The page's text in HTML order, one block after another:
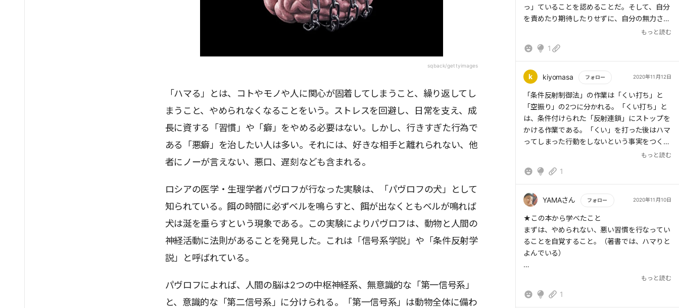
sqback/gettyimages
「ハマる」とは、コトやモノや人に関心が固着してしまうこと、繰り返してし
まうこと、やめられなくなることをいう。ストレスを回避し、日常を支え、成
長に資する「習慣」や「癖」をやめる必要はない。しかし、行きすぎた行為で
ある「悪癖」を治したい人は多い。それには、好きな相手と離れられない、他
者にノーが言えない、悪口、遅刻なども含まれる。
ロシアの医学・生理学者パヴロフが行なった実験は、「パヴロフの犬」として
知られている。餌の時間に必ずベルを鳴らすと、餌が出なくともベルが鳴れば
犬は涎を垂らすという現象である。この実験によりパヴロフは、動物と人間の
神経活動に法則があることを発見した。これは「信号系学説」や「条件反射学
説」と呼ばれている。
パヴロフによれば、人間の脳は2つの中枢神経系、無意識的な「第一信号系」
と、意識的な「第二信号系」に分けられる。「第一信号系」は動物全体に備わ
っ」ていることを認めることだ。そして、自分
を責めたり期待したりせずに、自分の無力さを
認めてやめるための手助けや手立てを探すこと
レス要因」から離れることも重要だ。
もっと読む
1
k kiyomasa フォロー 2020年11月12日
もっと読む
「条件反射制御法」の作業は「くい打ち」と
「空振り」の2つに分かれる。「くい打ち」と
は、条件付けられた「反射連鎖」にストップを
かける作業である。「くい」を打った後はハマ
ってしまった行動をしないという事実をつく
り、これを計画的に反復する。動作には言葉
もっと読む
1
YAMAさん フォロー 2020年11月10日
もっと読む
★この本から学べたこと
まずは、やめられない、悪い習慣を行なってい
ることを自覚すること。（著書では、ハマりと
よんでいる）
人間には、無意識の第一信号系と意識の第二信
第一信号系の反応には、人間争うことができな
もっと読む
1